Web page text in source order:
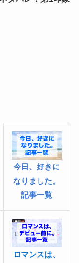
今日、好きに
なりました 。
記事一覧
ロマンスは、